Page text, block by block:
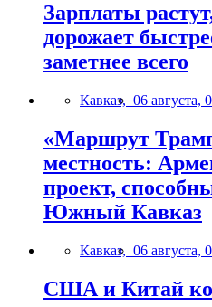
Зарплаты
дорожает
заметнее всего
Кавказ, 06 августа,
«Маршрут
местность:
проект,
Южный Кавказ
Кавказ, 06 августа,
США и Китай